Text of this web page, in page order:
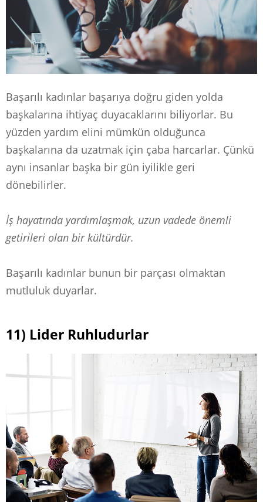
Başarılı kadınlar başarıya doğru giden yolda
başkalarına ihtiyaç duyacaklarını biliyorlar. Bu
yüzden yardım elini mümkün olduğunca
başkalarına da uzatmak için çaba harcarlar. Çünkü
aynı insanlar başka bir gün iyilikle geri
dönebilirler.
İş hayatında yardımlaşmak, uzun vadede önemli
getirileri olan bir kültürdür.
Başarılı kadınlar bunun bir parçası olmaktan
mutluluk duyarlar.
11) Lider Ruhludurlar